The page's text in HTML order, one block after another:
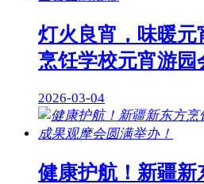
灯火良宵，味暖元
烹饪学校元宵游园
2026-03-04
健康护航！新疆新